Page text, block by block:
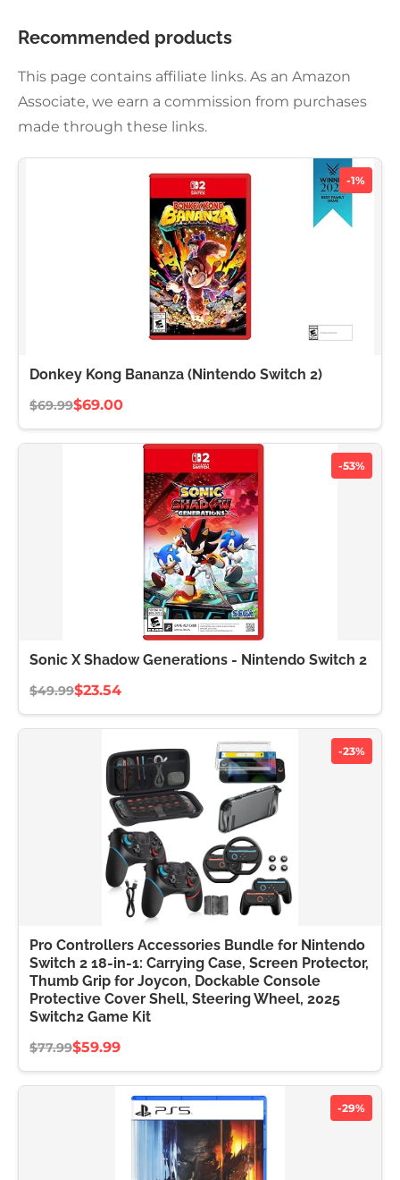
Recommended products
This page contains affiliate links. As an Amazon
Associate, we earn a commission from purchases
made through these links.
-1%
Donkey Kong Bananza (Nintendo Switch 2)
$69.99$69.00
-53%
Sonic X Shadow Generations - Nintendo Switch 2
$49.99$23.54
-23%
Pro Controllers Accessories Bundle for Nintendo
Switch 2 18-in-1: Carrying Case, Screen Protector,
Thumb Grip for Joycon, Dockable Console
Protective Cover Shell, Steering Wheel, 2025
Switch2 Game Kit
$77.99$59.99
-29%